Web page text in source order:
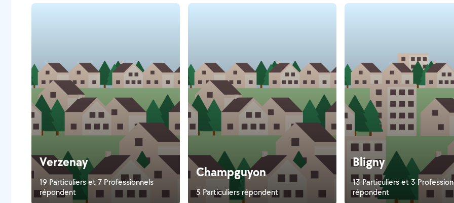
Verzenay
19 Particuliers et 7 Professionnels
répondent
Champguyon
5 Particuliers répondent
Bligny
13 Particuliers et 3
répondent